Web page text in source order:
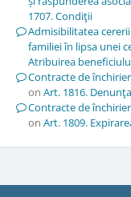
1707. Condiţii
Admisibilitatea
familiei în lipsa unei
Atribuirea
Contracte de
on Art. 1816.
Contracte de
on Art. 1809.